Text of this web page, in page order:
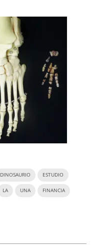
DINOSAURIO ESTUDIO
LA UNA FINANCIA